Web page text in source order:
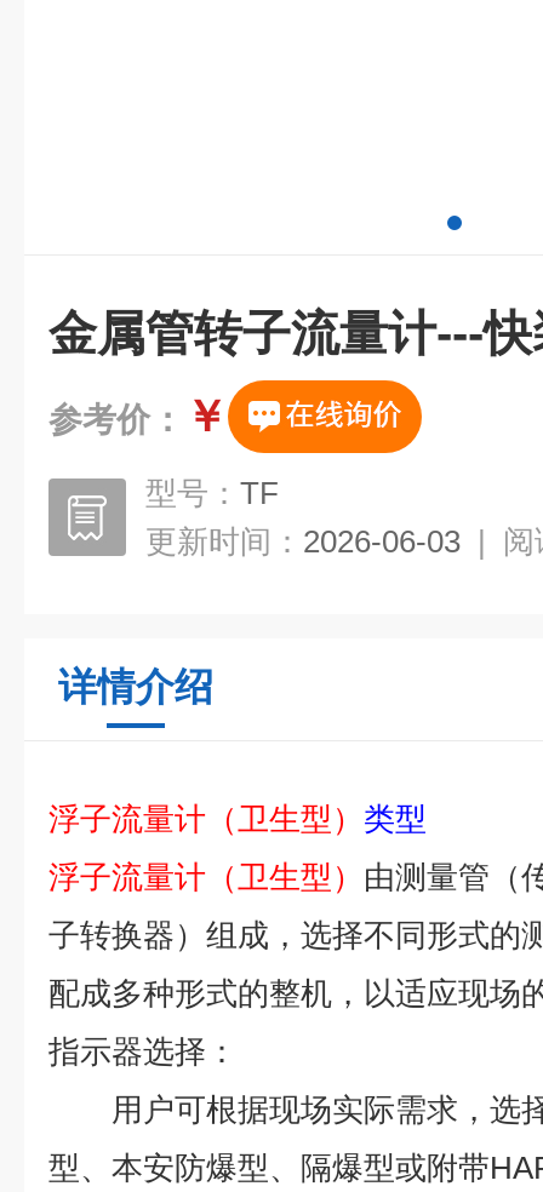
金属管转子流量计---
参考价： ￥
型号： TF
更新时间： 2026-06-03 | 阅
详情介绍
浮子流量计（卫生型） 类型
浮子流量计（卫生型） 由测量管（
子转换器）组成，选择不同形式的
配成多种形式的整机，以适应现场
指示器选择：
用户可根据现场实际需求，选
型、本安防爆型、隔爆型或附带